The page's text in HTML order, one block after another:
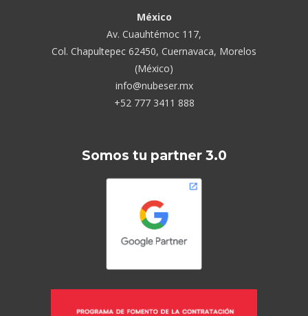
México
Av. Cuauhtémoc 117,
Col. Chapultepec 62450, Cuernavaca, Morelos
(México)
info@nubeser.mx
+52 777 3411 888
Somos tu partner 3.0